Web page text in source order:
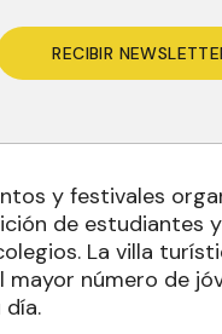
RECIBIR
y festivales
de estudiantes
La villa
número de